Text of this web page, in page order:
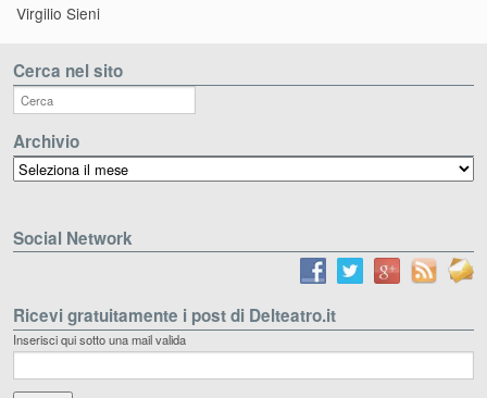
Virgilio Sieni
Cerca nel sito
Archivio
Archivio
Social Network
Ricevi gratuitamente i post di Delteatro.it
Inserisci qui sotto una mail valida